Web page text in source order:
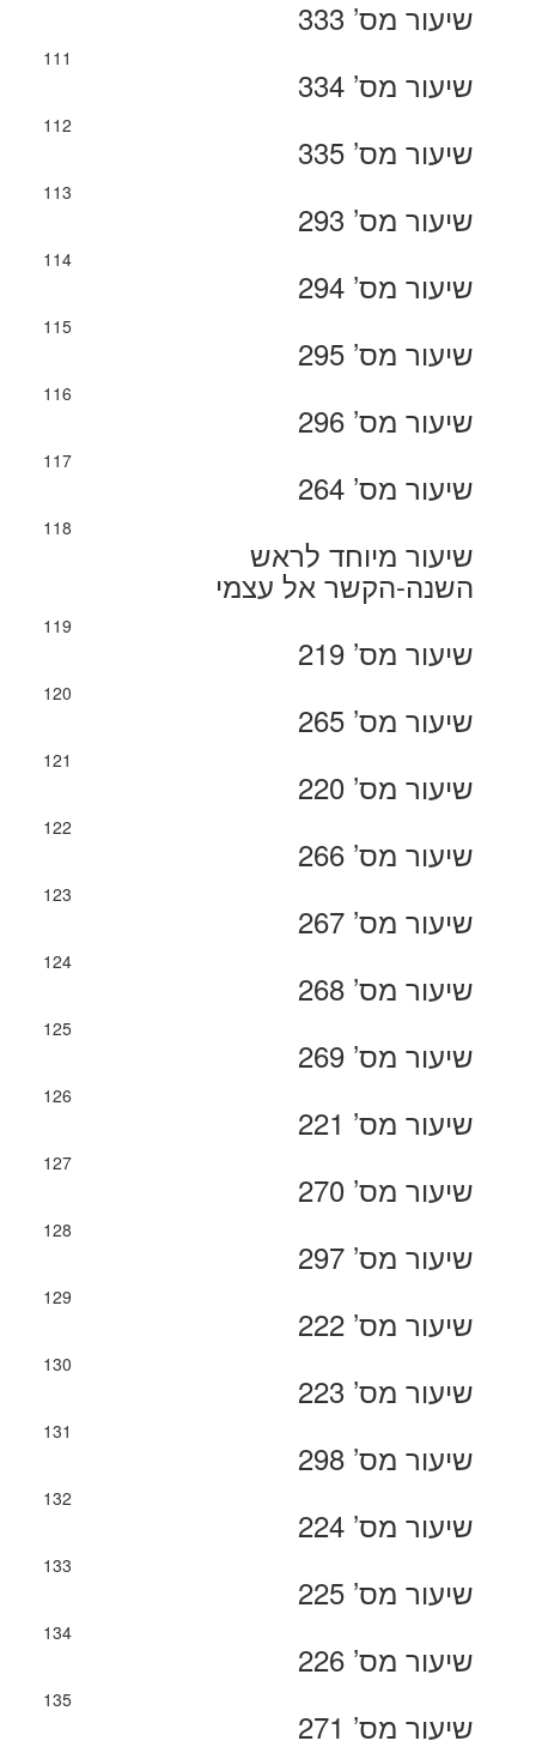
שיעור מס’ 333
111
שיעור מס’ 334
112
שיעור מס’ 335
113
שיעור מס’ 293
114
שיעור מס’ 294
115
שיעור מס’ 295
116
שיעור מס’ 296
117
שיעור מס’ 264
118
שיעור מיוחד לראש
השנה-הקשר אל עצמי
119
שיעור מס’ 219
120
שיעור מס’ 265
121
שיעור מס’ 220
122
שיעור מס’ 266
123
שיעור מס’ 267
124
שיעור מס’ 268
125
שיעור מס’ 269
126
שיעור מס’ 221
127
שיעור מס’ 270
128
שיעור מס’ 297
129
שיעור מס’ 222
130
שיעור מס’ 223
131
שיעור מס’ 298
132
שיעור מס’ 224
133
שיעור מס’ 225
134
שיעור מס’ 226
135
שיעור מס’ 271